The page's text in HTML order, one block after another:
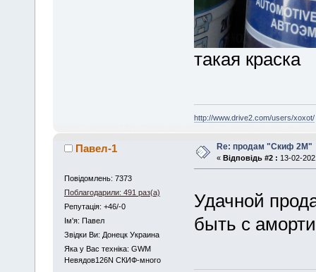
такая краска
http://www.drive2.com/users/xoxot/
Павел-1
Повідомлень: 7373
Поблагодарили: 491 раз(а)
Репутація: +46/-0
Iм'я: Павел
Звідки Ви: Донецк Украина
Яка у Вас техніка: GWM
Невядов126N СКИФ-много
Re: продам "Скиф 2M"
« Відповідь #2 : 13-02-
Удачной
быть с